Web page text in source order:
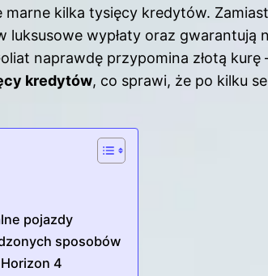
kilka tysięcy kredytów.
wypłaty oraz gwarantują
naprawdę przypomina złotą kurę
kredytów, co sprawi, że po kilku
pojazdy
sposobów
4